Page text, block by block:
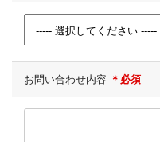
お問い合わせ内容 ＊必須